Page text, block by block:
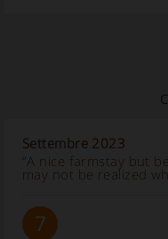
Settembre 2023
“A nice farmstay but
may not be realized
7